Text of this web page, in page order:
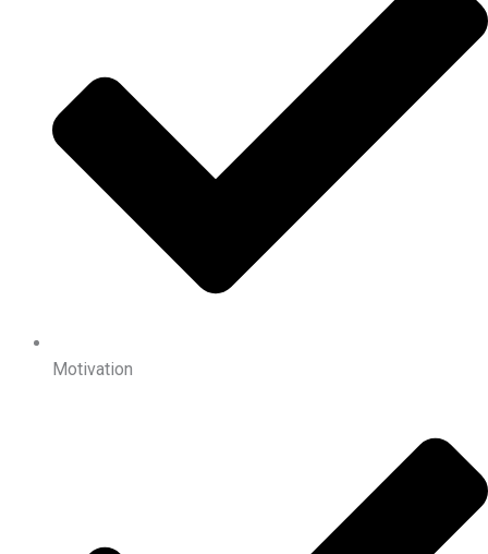
Motivation